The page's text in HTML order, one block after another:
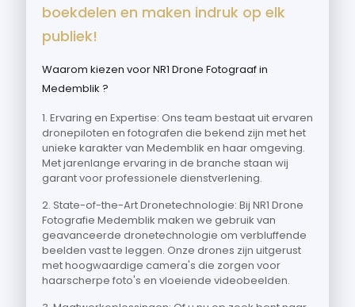
boekdelen en maken indruk op elk
publiek!
Waarom kiezen voor NR1 Drone Fotograaf in
Medemblik ?
1. Ervaring en Expertise: Ons team bestaat uit ervaren
dronepiloten en fotografen die bekend zijn met het
unieke karakter van Medemblik en haar omgeving.
Met jarenlange ervaring in de branche staan wij
garant voor professionele dienstverlening.
2. State-of-the-Art Dronetechnologie: Bij NR1 Drone
Fotografie Medemblik maken we gebruik van
geavanceerde dronetechnologie om verbluffende
beelden vast te leggen. Onze drones zijn uitgerust
met hoogwaardige camera's die zorgen voor
haarscherpe foto's en vloeiende videobeelden.